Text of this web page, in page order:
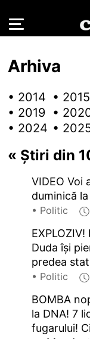
Arhiva
• 2014 • 2015
• 2019 •
• 2024 •
« Știri din
VIDEO Voi
duminică la
• Politic
Duda își
predea
• Politic
BOMBA
la DNA! 7
fugarului!